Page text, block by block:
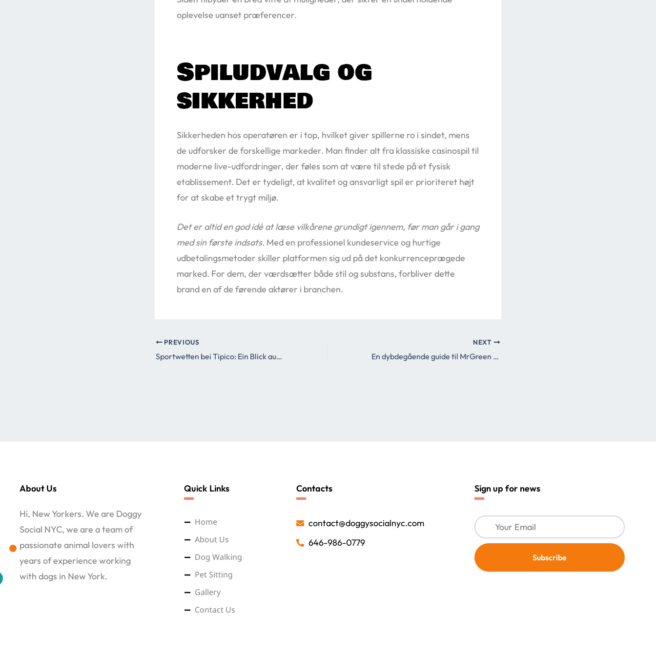
oplevelse uanset præferencer.
Spiludvalg og
sikkerhed
Sikkerheden hos operatøren er i top, hvilket giver spillerne ro i sindet, mens
de udforsker de forskellige markeder. Man finder alt fra klassiske casinospil til
moderne live-udfordringer, der føles som at være til stede på et fysisk
etablissement. Det er tydeligt, at kvalitet og ansvarligt spil er prioriteret højt
for at skabe et trygt miljø.
Det er altid en god idé at læse vilkårene grundigt igennem, før man går i gang
med sin første indsats. Med en professionel kundeservice og hurtige
udbetalingsmetoder skiller platformen sig ud på det konkurrenceprægede
marked. For dem, der værdsætter både stil og substans, forbliver dette
brand en af de førende aktører i branchen.
PREVIOUS
Sportwetten bei Tipico: Ein Blick auf das Angebot
NEXT
En dybdegående guide til MrGreen og deres spilunivers
About Us
Hi, New Yorkers. We are Doggy
Social NYC, we are a team of
passionate animal lovers with
years of experience working
with dogs in New York.
Quick Links
Home
About Us
Dog Walking
Pet Sitting
Gallery
Contact Us
Contacts
contact@doggysocialnyc.com
646-986-0779
Sign up for news
Your
Email
Subscribe